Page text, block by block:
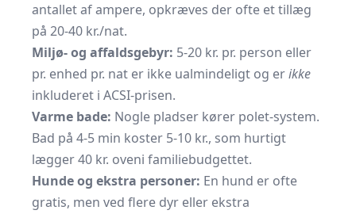
antallet af ampere, opkræves der ofte et tillæg
på 20-40 kr./nat.
Miljø- og affaldsgebyr: 5-20 kr. pr. person eller
pr. enhed pr. nat er ikke ualmindeligt og erikke
inkluderet i ACSI-prisen.
Varme bade: Nogle pladser kører polet-system.
Bad på 4-5 min koster 5-10 kr., som hurtigt
lægger 40 kr. oveni familiebudgettet.
Hunde og ekstra personer: En hund er ofte
gratis, men ved flere dyr eller ekstra